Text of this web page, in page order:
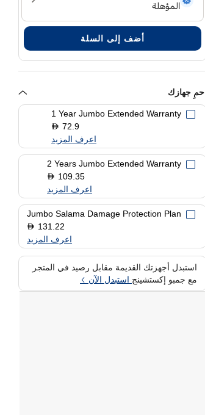
أضف إلى السلة
احمِ جهازك
1 Year Jumbo Extended Warranty
D 72.9
اعرف المزيد
2 Years Jumbo Extended Warranty
D 109.35
اعرف المزيد
Jumbo Salama Damage Protection Plan
D 131.22
اعرف المزيد
استبدل أجهزتك القديمة مقابل رصيد في المتجر
مع جمبو إكستشينج استبدل الآن